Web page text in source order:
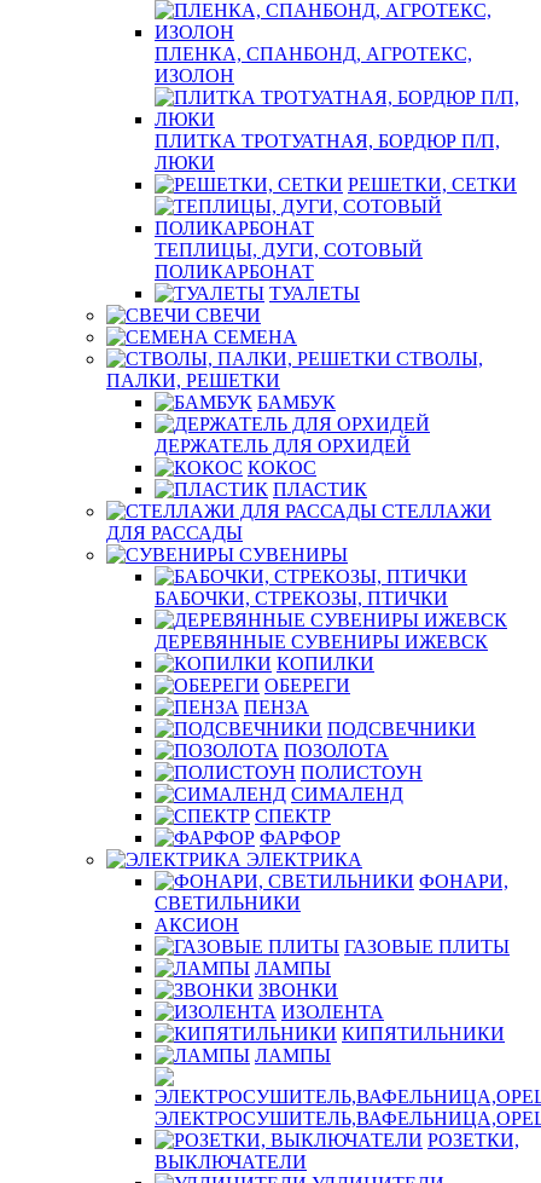
ПЛЕНКА, СПАНБОНД, АГРОТЕКС,
ИЗОЛОН
ПЛИТКА ТРОТУАТНАЯ, БОРДЮР П/П,
ЛЮКИ
РЕШЕТКИ, СЕТКИ
ТЕПЛИЦЫ, ДУГИ, СОТОВЫЙ
ПОЛИКАРБОНАТ
ТУАЛЕТЫ
СВЕЧИ
СЕМЕНА
СТВОЛЫ,
ПАЛКИ, РЕШЕТКИ
БАМБУК
ДЕРЖАТЕЛЬ ДЛЯ ОРХИДЕЙ
КОКОС
ПЛАСТИК
СТЕЛЛАЖИ
ДЛЯ РАССАДЫ
СУВЕНИРЫ
БАБОЧКИ, СТРЕКОЗЫ, ПТИЧКИ
ДЕРЕВЯННЫЕ СУВЕНИРЫ ИЖЕВСК
КОПИЛКИ
ОБЕРЕГИ
ПЕНЗА
ПОДСВЕЧНИКИ
ПОЗОЛОТА
ПОЛИСТОУН
СИМАЛЕНД
СПЕКТР
ФАРФОР
ЭЛЕКТРИКА
ФОНАРИ,
СВЕТИЛЬНИКИ
АКСИОН
ГАЗОВЫЕ ПЛИТЫ
ЛАМПЫ
ЗВОНКИ
ИЗОЛЕНТА
КИПЯТИЛЬНИКИ
ЛАМПЫ
РОЗЕТКИ,
ВЫКЛЮЧАТЕЛИ